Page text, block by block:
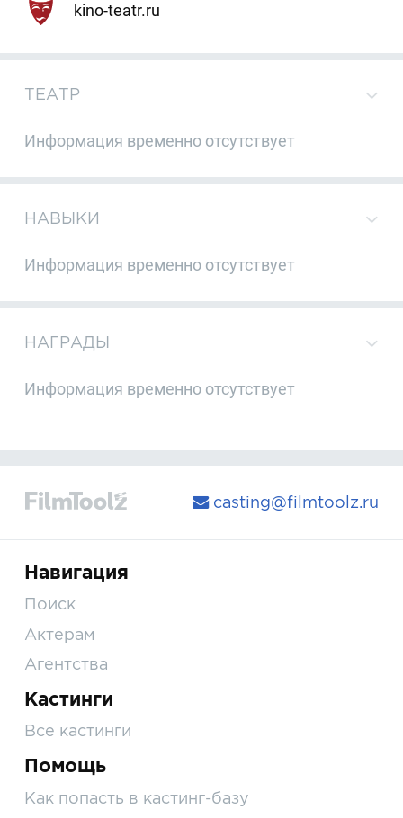
kino-teatr.ru
ТЕАТР
Информация временно отсутствует
НАВЫКИ
Информация временно отсутствует
НАГРАДЫ
Информация временно отсутствует
casting@filmtoolz.ru
Навигация
Поиск
Актерам
Агентства
Кастинги
Все кастинги
Помощь
Как попасть в кастинг-базу